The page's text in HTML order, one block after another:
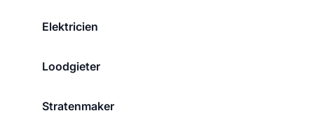
Elektricien
Loodgieter
Stratenmaker